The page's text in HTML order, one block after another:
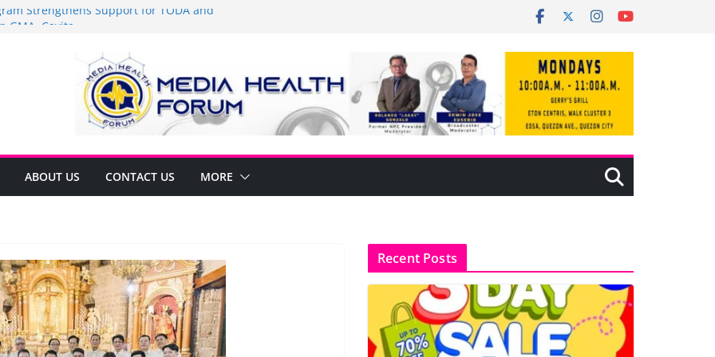
Strengthens Support for TODA and
Arca Champions MSME Growth in
DTI Cavite Financing Seminar
LANE AT RIGHT TO CARE ORDINANCE,
SA CARMONA
Local Development Plan for
ABOUT US CONTACT US MORE
Recent Posts